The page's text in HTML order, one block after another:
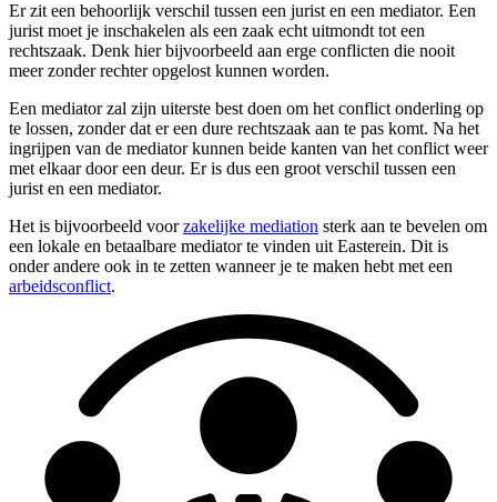
Er zit een behoorlijk verschil tussen een jurist en een mediator. Een
jurist moet je inschakelen als een zaak echt uitmondt tot een
rechtszaak. Denk hier bijvoorbeeld aan erge conflicten die nooit
meer zonder rechter opgelost kunnen worden.
Een mediator zal zijn uiterste best doen om het conflict onderling op
te lossen, zonder dat er een dure rechtszaak aan te pas komt. Na het
ingrijpen van de mediator kunnen beide kanten van het conflict weer
met elkaar door een deur. Er is dus een groot verschil tussen een
jurist en een mediator.
Het is bijvoorbeeld voorzakelijke mediation sterk aan te bevelen om
een lokale en betaalbare mediator te vinden uit Easterein. Dit is
onder andere ook in te zetten wanneer je te maken hebt met een
arbeidsconflict.